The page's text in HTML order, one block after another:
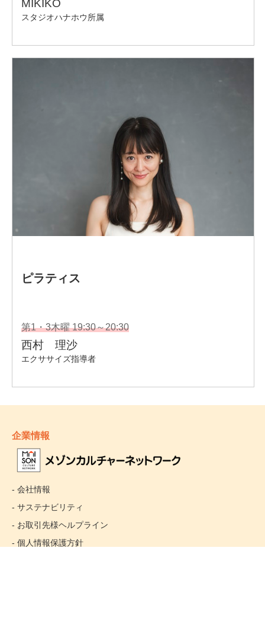
企業情報
- 会社情報
- サステナビリティ
- お取引先様ヘルプライン
- 個人情報保護方針